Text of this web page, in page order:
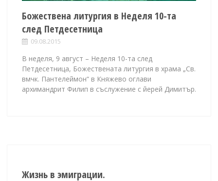
Божествена литургия в Неделя 10-та
след Петдесетница
09.08.2015
В неделя, 9 август – Неделя 10-та след
Петдесетница, Божествената литургия в храма „Св.
вмчк. Пантелеймон“ в Княжево оглави
архимандрит Филип в съслужение с йерей Димитър.
Жизнь в эмиграции.